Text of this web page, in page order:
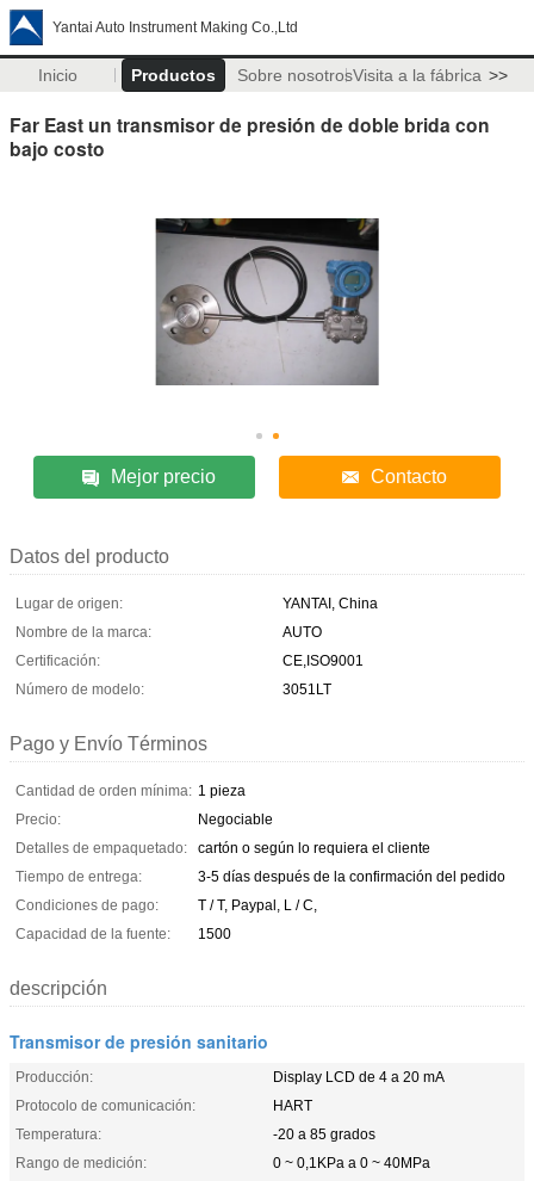
Yantai Auto Instrument Making Co.,Ltd
Inicio Productos Sobre nosotrosVisita a la fábrica >>
Far East un transmisor de presión de doble brida con
bajo costo
Mejor precio Contacto
Datos del producto
Lugar de origen:
YANTAI, China
Nombre de la marca:
AUTO
Certificación:
CE,ISO9001
Número de modelo:
3051LT
Pago y Envío Términos
Cantidad de orden mínima: 1 pieza
Precio:
Negociable
Detalles de empaquetado:
cartón o según lo requiera el cliente
Tiempo de entrega:
3-5 días después de la confirmación del pedido
Condiciones de pago:
T / T, Paypal, L / C,
Capacidad de la fuente:
1500
descripción
Transmisor de presión sanitario
Producción:
Display LCD de 4 a 20 mA
Protocolo de comunicación:
HART
Temperatura:
-20 a 85 grados
Rango de medición:
0 ~ 0,1KPa a 0 ~ 40MPa